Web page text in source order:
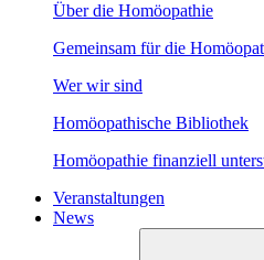
Über die Homöopathie
Gemeinsam für die
Wer wir sind
Homöopathische Bibliothek
Homöopathie finanziell
Veranstaltungen
News